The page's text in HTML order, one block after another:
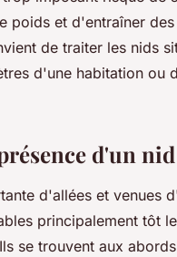
poids et d'entraîner
de traiter les nids
d'une habitation ou
d'un nid
d'allées et venues
principalement tôt
se trouvent aux